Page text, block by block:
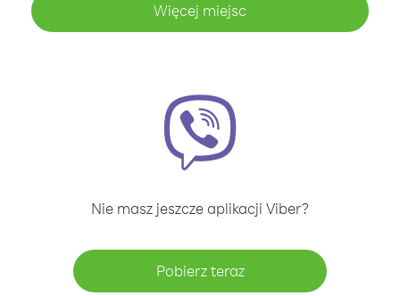
Więcej miejsc
Nie masz jeszcze aplikacji Viber?
Pobierz teraz